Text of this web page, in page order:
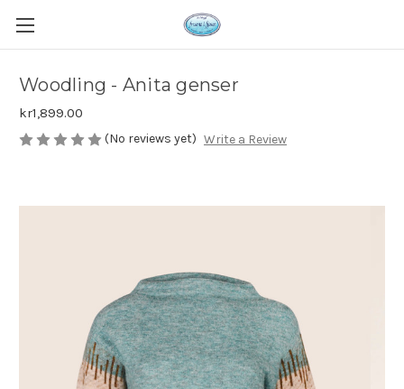
Woodling - Anita genser
kr1,899.00
(No reviews yet) Write a Review